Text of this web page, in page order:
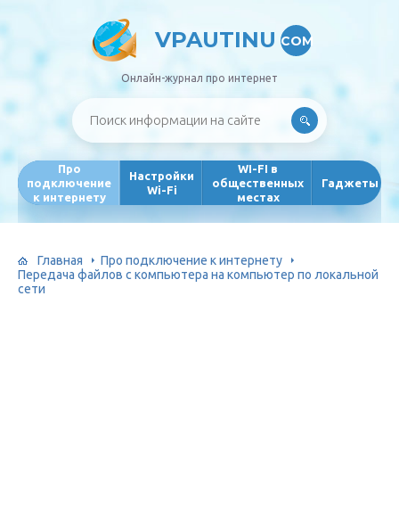
VPAUTINU COM
Онлайн-журнал про интернет
Про
подключение
к интернету
Настройки
Wi-Fi
WI-FI в
общественных
местах
Гаджеты
Главная
Про подключение к интернету
Передача файлов с компьютера на компьютер по локальной
сети